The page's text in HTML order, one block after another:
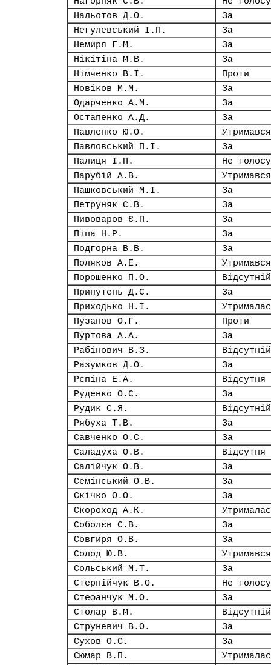
Нальотов Д.О.
За
Негулевський І.П.
За
Немиря Г.М.
За
Нікітіна М.В.
За
Німченко В.І.
Проти
Новіков М.М.
За
Одарченко А.М.
За
Остапенко А.Д.
За
Павленко Ю.О.
Утримався
Павловський П.І.
За
Палиця І.П.
Не
Парубій А.В.
Утримався
Пашковський М.І.
За
Петруняк Є.В.
За
Пивоваров Є.П.
За
Піпа Н.Р.
За
Подгорна В.В.
За
Поляков А.Е.
Утримався
Порошенко П.О.
Відсутній
Припутень Д.С.
За
Приходько Н.І.
Пузанов О.Г.
Проти
Пуртова А.А.
За
Рабінович В.З.
Відсутній
Разумков Д.О.
За
Рєпіна Е.А.
Відсутня
Руденко О.С.
За
Рудик С.Я.
Відсутній
Рябуха Т.В.
За
Савченко О.С.
За
Саладуха О.В.
Відсутня
Салійчук О.В.
За
Семінський О.В.
За
Скічко О.О.
За
Скороход А.К.
Соболєв С.В.
За
Совгиря О.В.
За
Солод Ю.В.
Утримався
Сольський М.Т.
За
Стернійчук В.О.
Не
Стефанчук М.О.
За
Столар В.М.
Відсутній
Струневич В.О.
За
Сухов О.С.
За
Сюмар В.П.